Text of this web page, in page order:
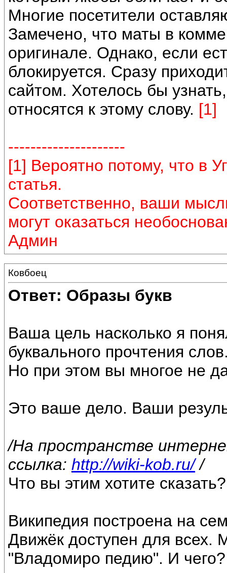
Многие посетители
Замечено, что маты в
оригинале. Однако, если
блокируется. Сразу
сайтом. Хотелось бы
относятся к этому слову. [1]
---------------------
[1] Вероятно потому, что в
статья.
Соответственно, ваши
могут оказаться
Админ
Ковбоец
Ответ: Образы букв
Ваша цель насколько я
буквального прочтения
Но при этом вы многое не
Это ваше дело. Ваши
/На пространстве
ссылка: http://wiki-kob.ru//
Что вы этим хотите сказать?
Википедия построена на
Движёк доступен для всех.
"Владомиро педию". И чего?